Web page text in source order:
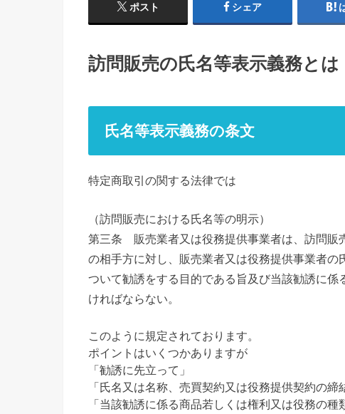
ポスト シェア
訪問販売の氏名等表示義務とは
氏名等表示義務の条文
特定商取引の関する法律では
（訪問販売における氏名等の明示）
第三条 販売業者又は役務提供事業者は、訪問
の相手方に対し、販売業者又は役務提供事業者
ついて勧誘をする目的である旨及び当該勧誘に
ければならない。
このように規定されております。
ポイントはいくつかありますが
「勧誘に先立って」
「氏名又は名称、売買契約又は役務提供契約の締
「当該勧誘に係る商品若しくは権利又は役務の種